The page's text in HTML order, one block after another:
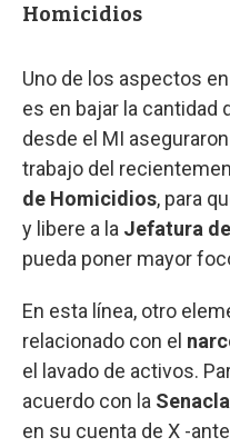
Homicidios
Uno de los aspectos
es en bajar la cantidad
desde el MI
trabajo del
de Homicidios, para
y libere a la Jefatura
pueda poner mayor
En esta línea, otro
relacionado con el
el lavado de activos.
acuerdo con la
en su cuenta de X -